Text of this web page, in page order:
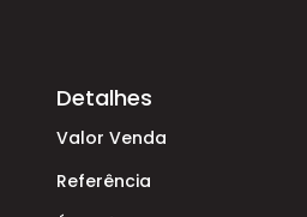
Detalhes
Valor Venda
Referência